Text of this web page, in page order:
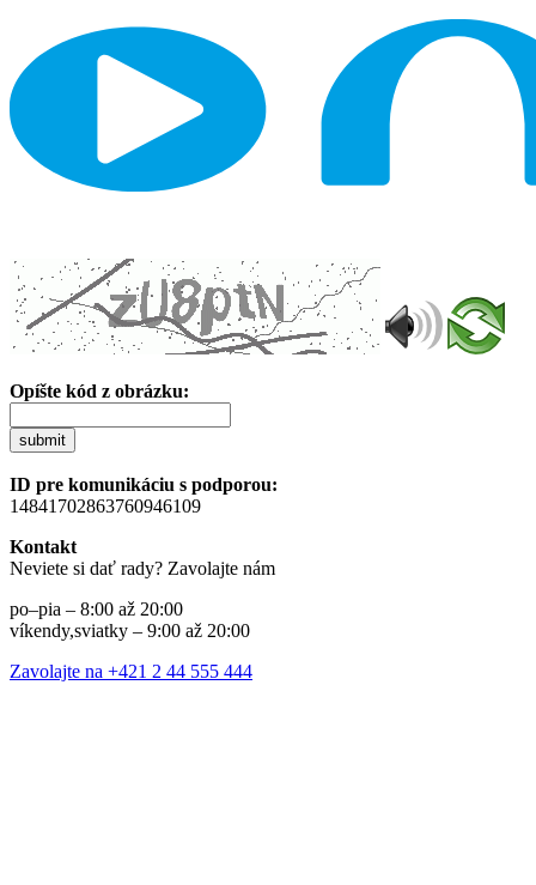
Opíšte kód z obrázku:
submit
ID pre komunikáciu s podporou:
14841702863760946109
Kontakt
Neviete si dať rady? Zavolajte nám
po–pia – 8:00 až 20:00
víkendy,sviatky – 9:00 až 20:00
Zavolajte na +421 2 44 555 444